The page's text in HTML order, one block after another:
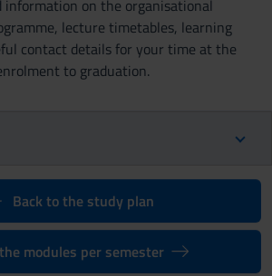
information on the organisational
lecture timetables, learning
contact details for your time at the
to graduation.
Back to the study plan
modules per semester